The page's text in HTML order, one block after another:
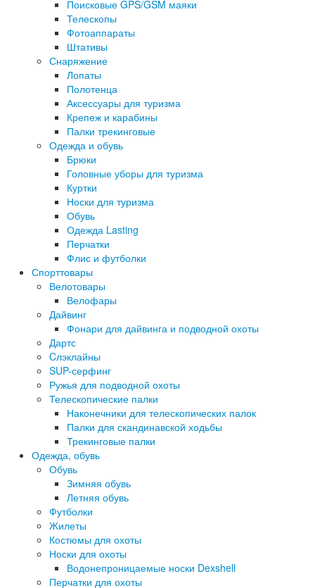
Поисковые GPS/GSM маяки
Телескопы
Фотоаппараты
Штативы
Снаряжение
Лопаты
Полотенца
Аксессуары для туризма
Крепеж и карабины
Палки трекинговые
Одежда и обувь
Брюки
Головные уборы для туризма
Куртки
Носки для туризма
Обувь
Одежда Lasting
Перчатки
Флис и футболки
Спорттовары
Велотовары
Велофары
Дайвинг
Фонари для дайвинга и подводной охоты
Дартс
Cлэклайны
SUP-серфинг
Ружья для подводной охоты
Телескопические палки
Наконечники для телескопических палок
Палки для скандинавской ходьбы
Трекинговые палки
Одежда, обувь
Обувь
Зимняя обувь
Летняя обувь
Футболки
Жилеты
Костюмы для охоты
Носки для охоты
Водонепроницаемые носки Dexshell
Перчатки для охоты